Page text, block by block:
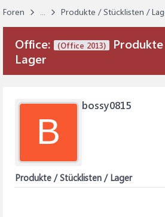
Foren ... Produkte / Stücklisten /
Office: (Office 2013)
Lager
B
bossy0815
Produkte / Stücklisten / Lager